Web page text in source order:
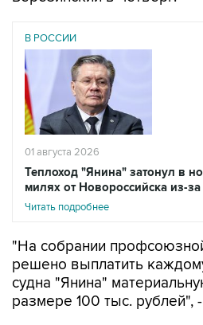
В РОССИИ
01 августа 2026
Теплоход "Янина" затонул в
милях от Новороссийска из-
Читать подробнее
"На собрании
решено выплатить
судна "Янина"
размере 100 тыс. рублей",